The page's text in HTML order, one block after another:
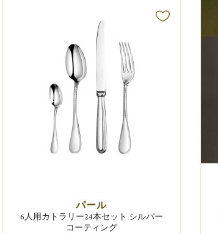
パール
6人用カトラリー24本セット シルバー
コーティング